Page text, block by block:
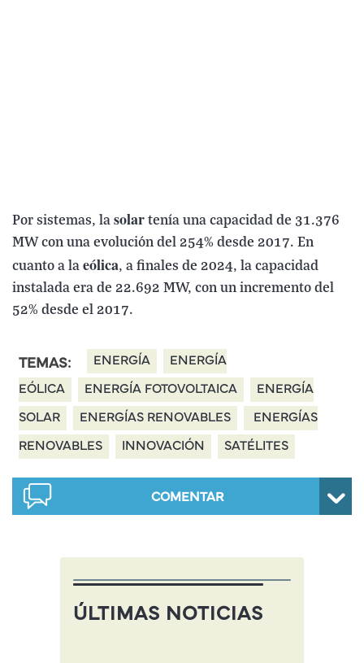
Por sistemas, la solar tenía una capacidad de 31.376
MW con una evolución del 254% desde 2017. En
cuanto a la eólica, a finales de 2024, la capacidad
instalada era de 22.692 MW, con un incremento del
52% desde el 2017.
TEMAS: ENERGÍA ENERGÍA
EÓLICA ENERGÍA FOTOVOLTAICA ENERGÍA
SOLAR ENERGÍAS RENOVABLES ENERGÍAS
RENOVABLES INNOVACIÓN SATÉLITES
COMENTAR
ÚLTIMAS NOTICIAS